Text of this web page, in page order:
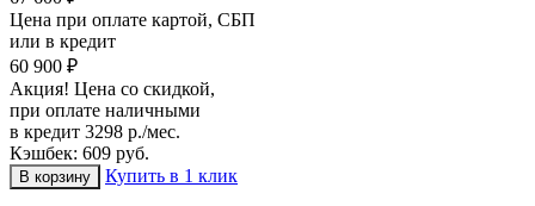
Цена при оплате картой, СБП
или в кредит
60 900 ₽
Акция! Цена со скидкой,
при оплате наличными
в кредит 3298 р./мес.
Кэшбек: 609 руб.
Купить в 1 клик